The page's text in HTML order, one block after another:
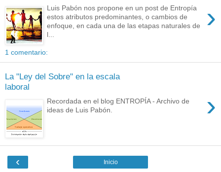
›
Luis Pabón nos propone en un post de Entropía
estos atributos predominantes, o cambios de
enfoque, en cada una de las etapas naturales de
l...
1 comentario:
La "Ley del Sobre" en la escala
laboral
›
Recordada en el blog ENTROPÍA - Archivo de
ideas de Luis Pabón.
‹ Inicio